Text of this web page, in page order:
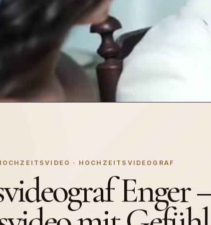
· HOCHZEITSVIDEOGRAF
Enger